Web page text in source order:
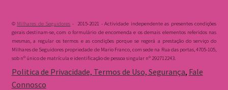
© Milhares de Seguidores - 2015-2021 - Actividade independente as presentes condições
gerais destinam-se, com o formulário de encomenda e os demais elementos referidos nas
mesmas, a regular os termos e as condições porque se regerá a prestação do serviço do
Milhares de Seguidores propriedade de Mario Franco, com sede na Rua das portas, 4705-105,
sob nº único de matrícula e identificação de pessoa singular nº 292712243.
Politica de Privacidade, Termos de Uso, Segurança, Fale
Connosco